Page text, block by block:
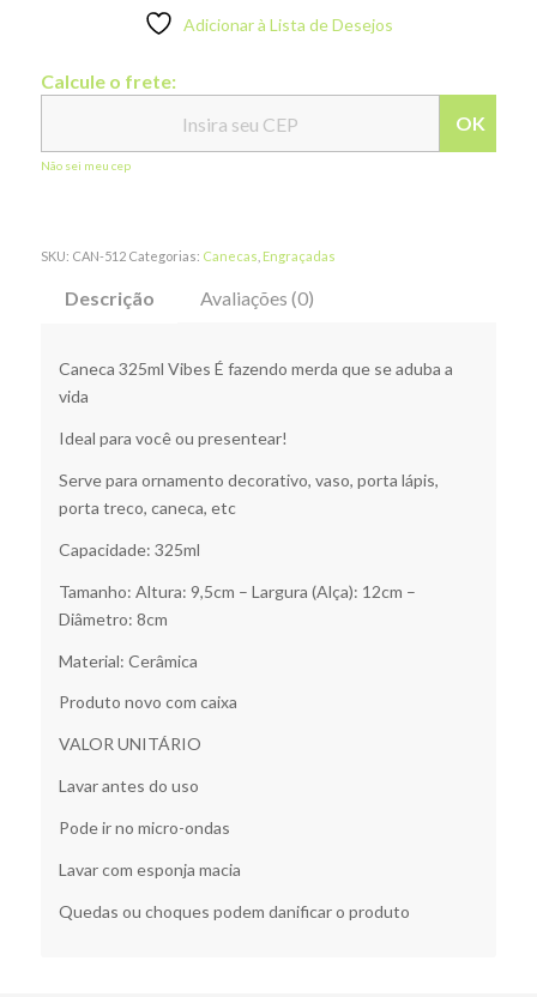
Adicionar à Lista de Desejos
Calcule o frete:
OK
Não sei meu cep
SKU: CAN-512 Categorias: Canecas Engraçadas
Descrição Avaliações (0)
Caneca 325ml Vibes É fazendo merda que se aduba a
vida
Ideal para você ou presentear!
Serve para ornamento decorativo, vaso, porta lápis,
porta treco, caneca, etc
Capacidade: 325ml
Tamanho: Altura: 9,5cm – Largura (Alça): 12cm –
Diâmetro: 8cm
Material: Cerâmica
Produto novo com caixa
VALOR UNITÁRIO
Lavar antes do uso
Pode ir no micro-ondas
Lavar com esponja macia
Quedas ou choques podem danificar o produto